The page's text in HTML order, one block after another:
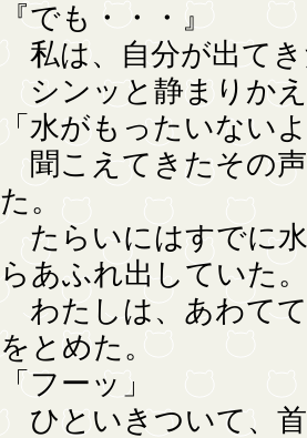
『でも・・・』
私は、自分が出て
シンッと静まりか
「水がもったいない
聞こえてきたその
た。
たらいにはすでに
らあふれ出していた。
わたしは、あわて
をとめた。
「フーッ」
ひといきついて、